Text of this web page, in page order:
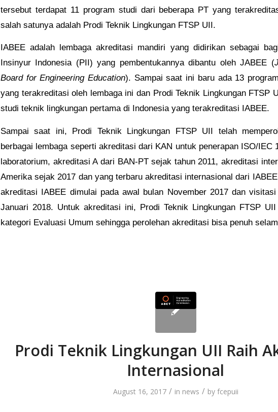
tersebut terdapat 11 program studi dari beberapa PT yang
salah satunya adalah Prodi Teknik Lingkungan FTSP UII.
IABEE adalah lembaga akreditasi mandiri yang didirikan sebagai
Insinyur Indonesia (PII) yang pembentukannya dibantu oleh JABEE (
Board for Engineering Education). Sampai saat ini baru ada 13
yang terakreditasi oleh lembaga ini dan Prodi Teknik Lingkungan FTSP
studi teknik lingkungan pertama di Indonesia yang terakreditasi IABEE.
Sampai saat ini, Prodi Teknik Lingkungan FTSP UII telah
berbagai lembaga seperti akreditasi dari KAN untuk penerapan ISO/IEC
laboratorium, akreditasi A dari BAN-PT sejak tahun 2011, akreditasi
Amerika sejak 2017 dan yang terbaru akreditasi internasional dari
akreditasi IABEE dimulai pada awal bulan November 2017 dan
Januari 2018. Untuk akreditasi ini, Prodi Teknik Lingkungan FTSP
kategori Evaluasi Umum sehingga perolehan akreditasi bisa penuh
Prodi Teknik Lingkungan UII Raih
Internasional
August 16, 2017 / in news / by fcepuii